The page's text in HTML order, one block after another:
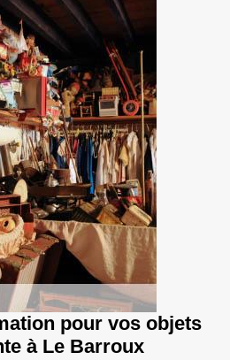
pour vos objets
à Le Barroux